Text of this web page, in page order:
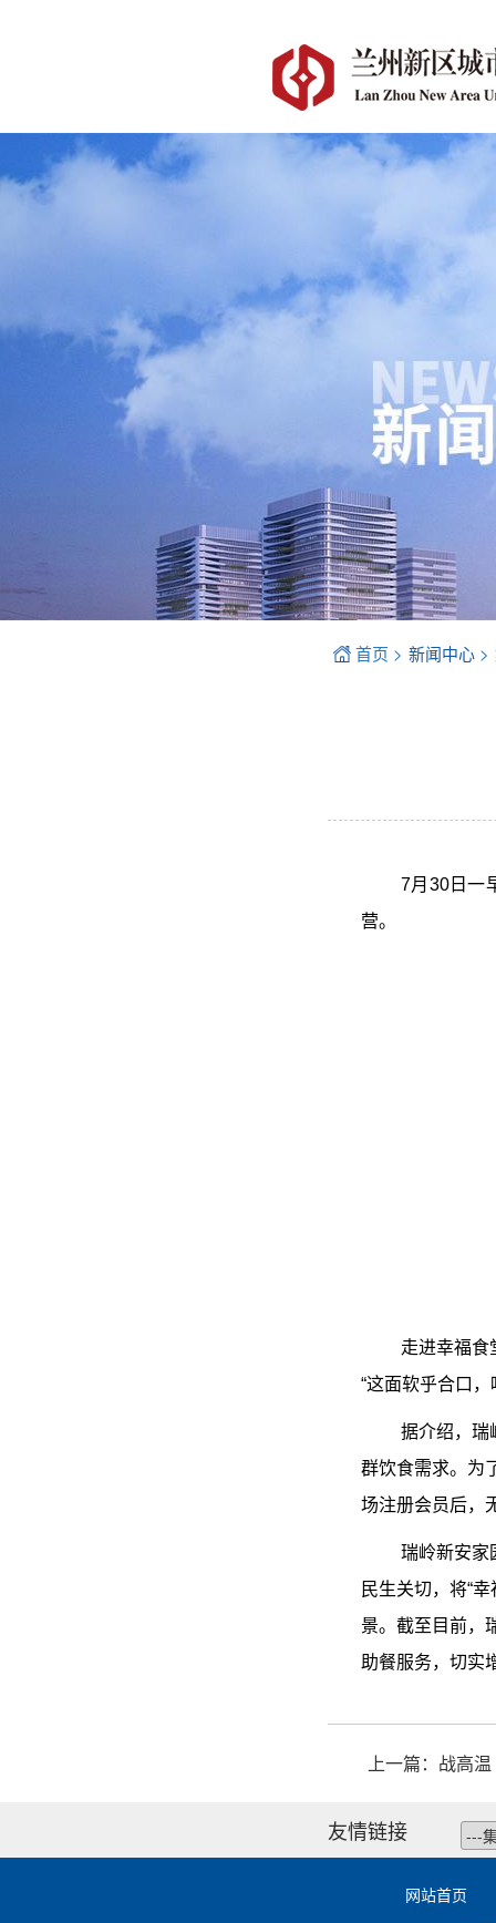
首页 > 新闻中心 >
7月30日一
营。
走进幸福食
“这面软乎合口
据介绍，瑞
群饮食需求。为
场注册会员后，
瑞岭新安家
民生关切，将“
景。截至目前，
助餐服务，切实
上一篇： 战高
友情链接
网站首页